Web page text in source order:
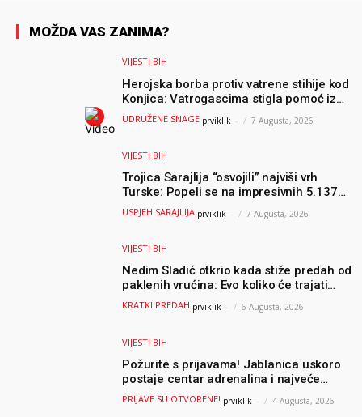
MOŽDA VAS ZANIMA?
VIJESTI BIH
Herojska borba protiv vatrene stihije kod
Konjica: Vatrogascima stigla pomoć iz
Sarajeva, helikopteri i Air Tractori
UDRUŽENE SNAGE prviklik - 7 Augusta, 2026
VIJESTI BIH
Trojica Sarajlija “osvojili” najviši vrh
Turske: Popeli se na impresivnih 5.137
metara
USPJEH SARAJLIJA prviklik - 7 Augusta, 2026
VIJESTI BIH
Nedim Sladić otkrio kada stiže predah od
paklenih vrućina: Evo koliko će trajati
osvježenje u BiH
KRATKI PREDAH prviklik - 6 Augusta, 2026
VIJESTI BIH
Požurite s prijavama! Jablanica uskoro
postaje centar adrenalina i najveće
outdoor avanture ovog ljeta
PRIJAVE SU OTVORENE! prviklik - 4 Augusta, 2026